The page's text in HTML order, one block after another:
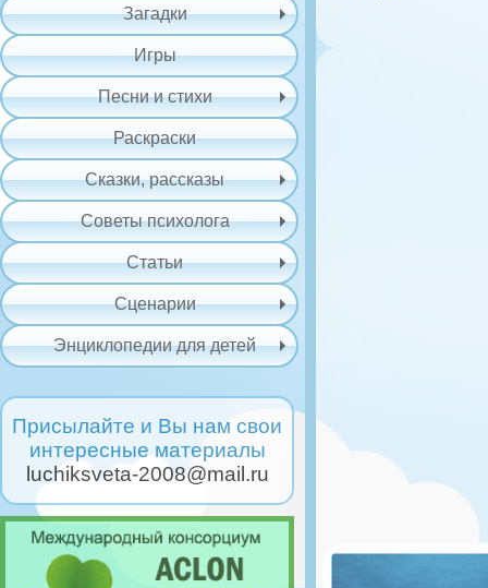
Загадки
Игры
Песни и стихи
Раскраски
Сказки, рассказы
Советы психолога
Статьи
Сценарии
Энциклопедии для детей
Присылайте и Вы нам свои
интересные материалы
luchiksveta-2008@mail.ru